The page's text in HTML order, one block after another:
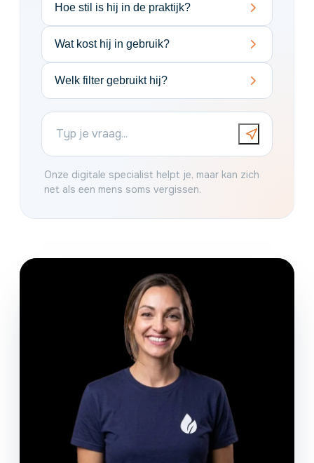
Hoe stil is hij in de praktijk?
Wat kost hij in gebruik?
Welk filter gebruikt hij?
Onze digitale specialist helpt je, maar kan zich
net als een mens soms vergissen.